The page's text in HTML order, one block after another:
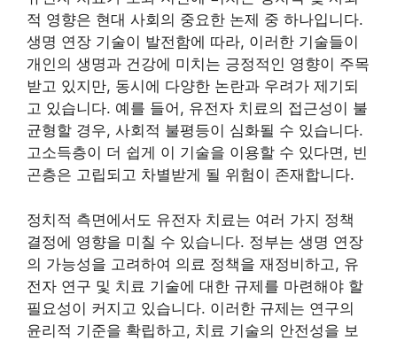
적 영향은 현대 사회의 중요한 논제 중 하나입니다.
생명 연장 기술이 발전함에 따라, 이러한 기술들이
개인의 생명과 건강에 미치는 긍정적인 영향이 주목
받고 있지만, 동시에 다양한 논란과 우려가 제기되
고 있습니다. 예를 들어, 유전자 치료의 접근성이 불
균형할 경우, 사회적 불평등이 심화될 수 있습니다.
고소득층이 더 쉽게 이 기술을 이용할 수 있다면, 빈
곤층은 고립되고 차별받게 될 위험이 존재합니다.
정치적 측면에서도 유전자 치료는 여러 가지 정책
결정에 영향을 미칠 수 있습니다. 정부는 생명 연장
의 가능성을 고려하여 의료 정책을 재정비하고, 유
전자 연구 및 치료 기술에 대한 규제를 마련해야 할
필요성이 커지고 있습니다. 이러한 규제는 연구의
윤리적 기준을 확립하고, 치료 기술의 안전성을 보